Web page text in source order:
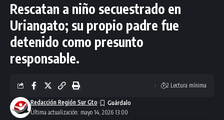
Rescatan a niño secuestrado en
Uriangato; su propio padre fue
detenido como presunto
responsable.
Última actualización: mayo 14, 2026 13:00
Redacción Región Sur Gto
2 Lectura mínima